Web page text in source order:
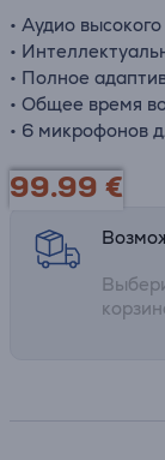
• Аудио
•
• Полное
• Общее время
• 6 микрофонов
• Защита от
99.99 €